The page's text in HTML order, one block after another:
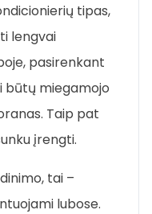
tipas,
lengvai
pasirenkant
būtų miegamojo
Taip pat
įrengti.
tai –
lubose.